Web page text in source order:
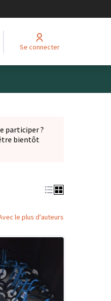
Se connecter
participer ?
bientôt
le plus d'auteurs